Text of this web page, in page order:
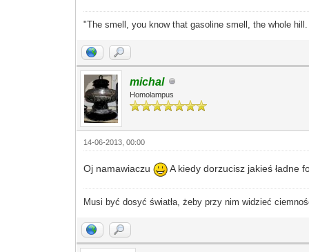
"The smell, you know that gasoline smell, the whole
michal
Homolampus
14-06-2013, 00:00
Oj namawiaczu A kiedy dorzucisz jakieś ładne
Musi być dosyć światła, żeby przy nim widzieć